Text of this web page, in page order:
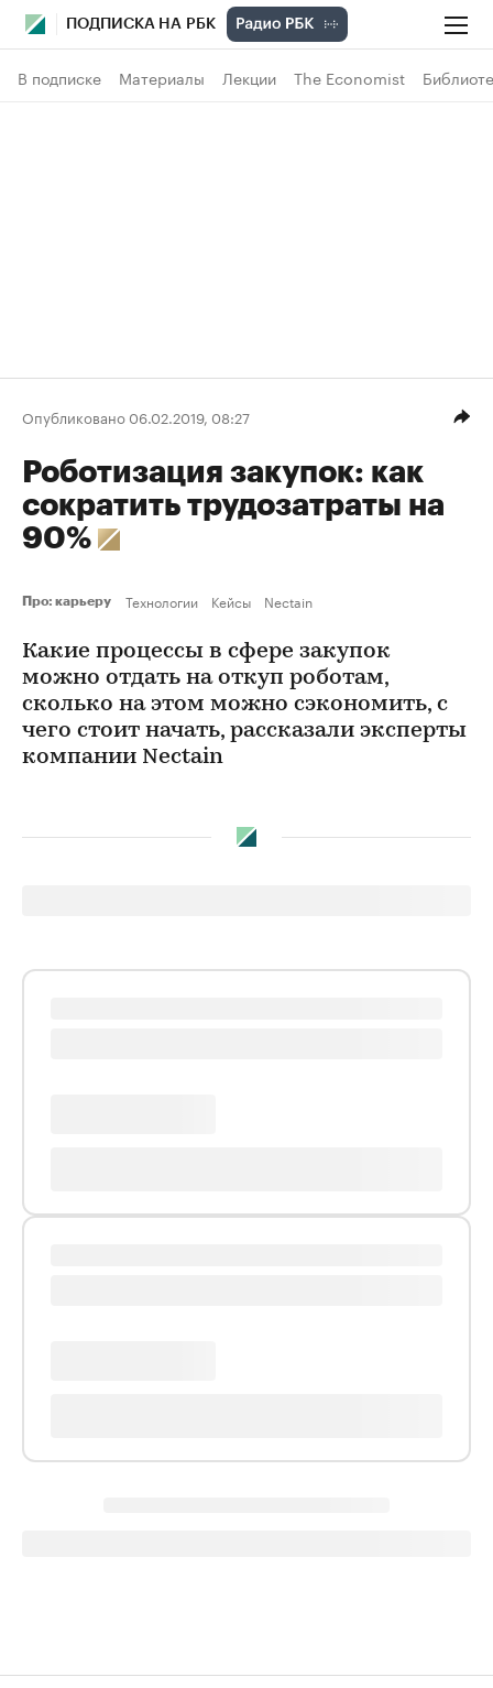
ПОДПИСКА НА РБК
В подписке Материалы Лекции The Economist
Опубликовано 06.02.2019, 08:27
Роботизация закупок: как
сократить трудозатраты на
90%
Про: карьеру Технологии Кейсы Nectain
Какие процессы в сфере закупок
можно отдать на откуп роботам,
сколько на этом можно сэкономить, с
чего стоит начать, рассказали эксперты
компании Nectain